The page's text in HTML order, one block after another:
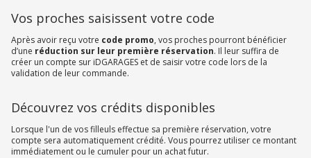
Vos proches saisissent votre code
Après avoir reçu votre code promo, vos proches pourront bénéficier
d’une réduction sur leur première réservation. Il leur suffira de
créer un compte sur iDGARAGES et de saisir votre code lors de la
validation de leur commande.
Découvrez vos crédits disponibles
Lorsque l'un de vos filleuls effectue sa première réservation, votre
compte sera automatiquement crédité. Vous pourrez utiliser ce montant
immédiatement ou le cumuler pour un achat futur.